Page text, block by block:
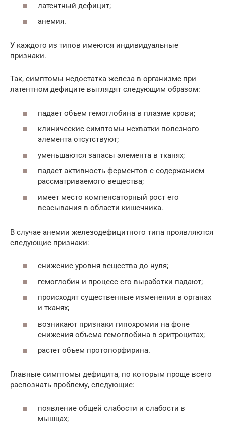
латентный дефицит;
анемия.
У каждого из типов имеются индивидуальные
признаки.
Так, симптомы недостатка железа в организме при
латентном дефиците выглядят следующим образом:
падает объем гемоглобина в плазме крови;
клинические симптомы нехватки полезного
элемента отсутствуют;
уменьшаются запасы элемента в тканях;
падает активность ферментов с содержанием
рассматриваемого вещества;
имеет место компенсаторный рост его
всасывания в области кишечника.
В случае анемии железодефицитного типа проявляются
следующие признаки:
снижение уровня вещества до нуля;
гемоглобин и процесс его выработки падают;
происходят существенные изменения в органах
и тканях;
возникают признаки гипохромии на фоне
снижения объема гемоглобина в эритроцитах;
растет объем протопорфирина.
Главные симптомы дефицита, по которым проще всего
распознать проблему, следующие:
появление общей слабости и слабости в
мышцах;